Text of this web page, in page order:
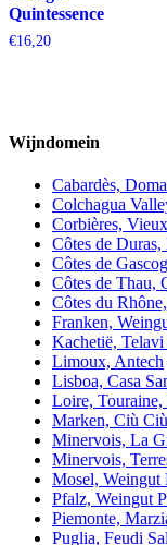
Quintessence
€16,20
Wijndomein
Cabardès,
Colchagua
Corbières,
Côtes de Duras,
Côtes de
Côtes de Thau,
Côtes du
Franken,
Kachetië,
Limoux, Antech
Lisboa, Casa
Loire, Touraine,
Marken, Ciù Ciù
Minervois, La
Minervois,
Mosel, Weingut
Pfalz, Weingut
Piemonte,
Puglia, Feudi